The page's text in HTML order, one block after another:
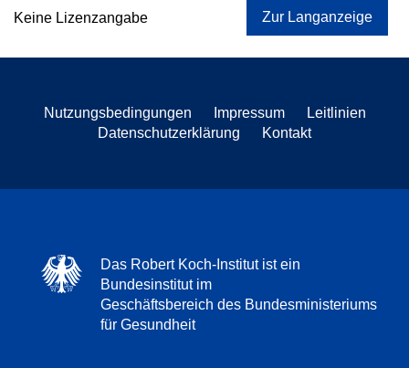
Keine Lizenzangabe Zur Langanzeige
Nutzungsbedingungen Impressum
Leitlinien
Datenschutzerklärung
Kontakt
Das Robert Koch-Institut ist ein
Bundesinstitut im
Geschäftsbereich des Bundesministeriums
für Gesundheit